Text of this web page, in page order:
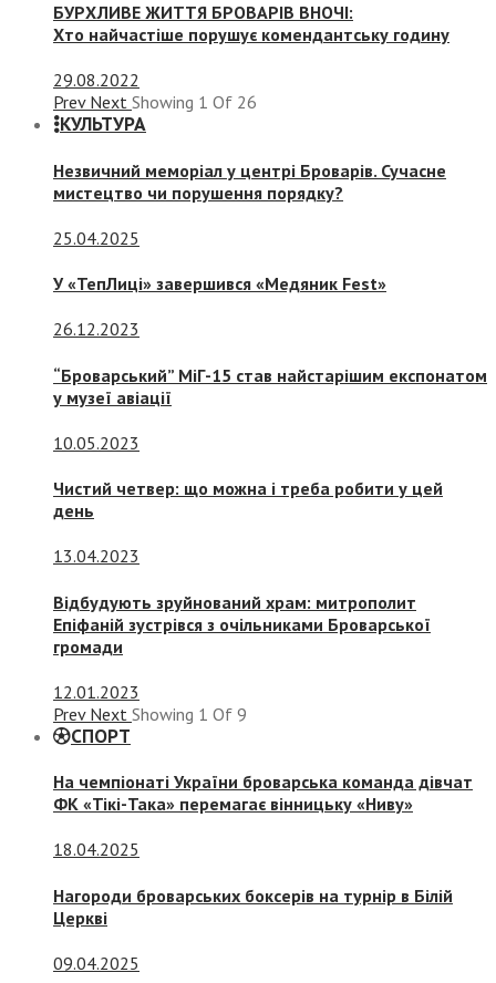
БУРХЛИВЕ ЖИТТЯ БРОВАРІВ ВНОЧІ:
Хто найчастіше порушує комендантську годину
29.08.2022
Prev Next Showing 1 Of 26
КУЛЬТУРА
Незвичний меморіал у центрі Броварів. Сучасне
мистецтво чи порушення порядку?
25.04.2025
У «ТепЛиці» завершився «Медяник Fest»
26.12.2023
“Броварський” МіГ-15 став найстарішим експонатом
у музеї авіації
10.05.2023
Чистий четвер: що можна і треба робити у цей
день
13.04.2023
Відбудують зруйнований храм: митрополит
Епіфаній зустрівся з очільниками Броварської
громади
12.01.2023
Prev Next Showing 1 Of 9
СПОРТ
На чемпіонаті України броварська команда дівчат
ФК «Тікі-Така» перемагає вінницьку «Ниву»
18.04.2025
Нагороди броварських боксерів на турнір в Білій
Церкві
09.04.2025